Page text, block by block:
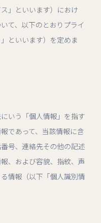
」といいます）におけ
て、以下のとおりプライ
といいます）を定めま
いう「個人情報」を指す
であって、当該情報に含
号、連絡先その他の記述
、および容貌、指紋、声
情報（以下「個人識別情